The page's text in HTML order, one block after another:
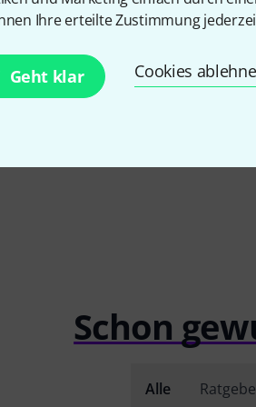
Ihre erteilte Zustimmung
Geht klar Cookies
9
3
449 CHF
Schon
Alle